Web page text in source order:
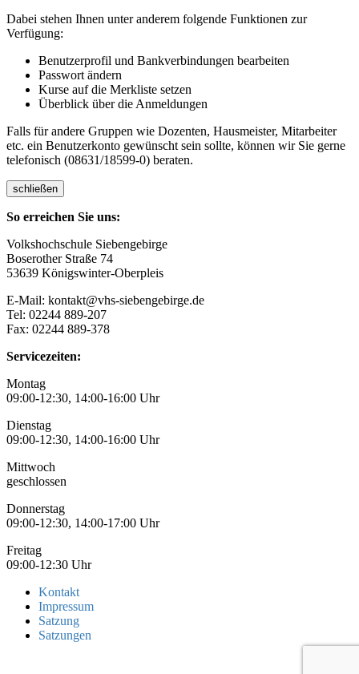
Dabei stehen Ihnen unter anderem folgende Funktionen zur
Verfügung:
Benutzerprofil und Bankverbindungen bearbeiten
Passwort ändern
Kurse auf die Merkliste setzen
Überblick über die Anmeldungen
Falls für andere Gruppen wie Dozenten, Hausmeister, Mitarbeiter
etc. ein Benutzerkonto gewünscht sein sollte, können wir Sie gerne
telefonisch (08631/18599-0) beraten.
schließen
So erreichen Sie uns:
Volkshochschule Siebengebirge
Boserother Straße 74
53639 Königswinter-Oberpleis
E-Mail: kontakt@vhs-siebengebirge.de
Tel: 02244 889-207
Fax: 02244 889-378
Servicezeiten:
Montag
09:00-12:30, 14:00-16:00 Uhr
Dienstag
09:00-12:30, 14:00-16:00 Uhr
Mittwoch
geschlossen
Donnerstag
09:00-12:30, 14:00-17:00 Uhr
Freitag
09:00-12:30 Uhr
Kontakt
Impressum
Satzung
Satzungen